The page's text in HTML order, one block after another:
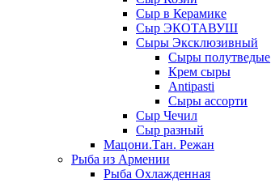
Сыр в Керамике
Сыр ЭКОТАВУШ
Сыры Эксклюзивный
Сыры полутведые
Крем сыры
Antipasti
Сыры ассорти
Сыр Чечил
Сыр разный
Мацони.Тан. Режан
Рыба из Армении
Рыба Охлажденная